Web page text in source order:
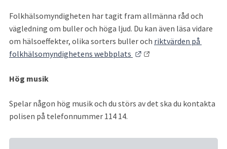
Folkhälsomyndigheten har tagit fram allmänna råd och
vägledning om buller och höga ljud. Du kan även läsa vidare
om hälsoeffekter, olika sorters buller och riktvärden på
folkhälsomyndighetens webbplats
Länk till annan
Hög musik
Spelar någon hög musik och du störs av det ska du kontakta
polisen på telefonnummer 114 14.